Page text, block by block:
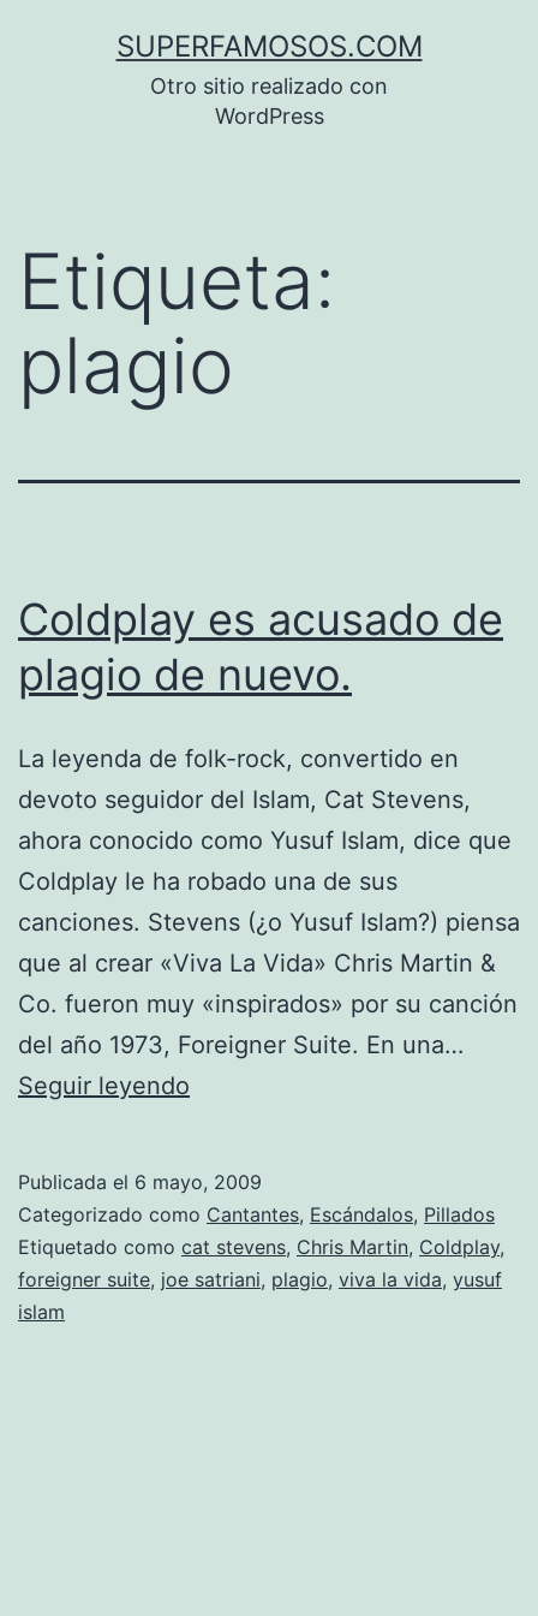
SUPERFAMOSOS.COM
Otro sitio realizado con
WordPress
Etiqueta:
plagio
Coldplay es acusado de
plagio de nuevo.
La leyenda de folk-rock, convertido en
devoto seguidor del Islam, Cat Stevens,
ahora conocido como Yusuf Islam, dice que
Coldplay le ha robado una de sus
canciones. Stevens (¿o Yusuf Islam?) piensa
que al crear «Viva La Vida» Chris Martin &
Co. fueron muy «inspirados» por su canción
del año 1973, Foreigner Suite. En una…
Seguir leyendo
de
plagio
de
Publicada el 6 mayo, 2009
Categorizado como Cantantes, Escándalos, Pillados
Etiquetado como cat stevens, Chris Martin, Coldplay,
foreigner suite, joe satriani, plagio, viva la vida, yusuf
islam